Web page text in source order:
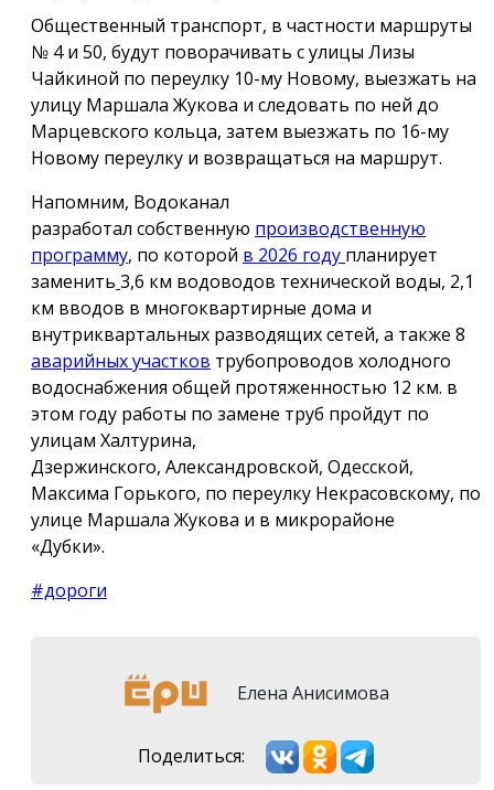
Общественный транспорт, в частности маршруты
№ 4 и 50, будут поворачивать с улицы Лизы
Чайкиной по переулку 10-му Новому, выезжать на
улицу Маршала Жукова и следовать по ней до
Марцевского кольца, затем выезжать по 16-му
Новому переулку и возвращаться на маршрут.
Напомним, Водоканал
разработал собственную производственную
программу, по которой в 2026 году планирует
заменить 3,6 км водоводов технической воды, 2,1
км вводов в многоквартирные дома и
внутриквартальных разводящих сетей, а также 8
аварийных участков трубопроводов холодного
водоснабжения общей протяженностью 12 км. в
этом году работы по замене труб пройдут по
улицам Халтурина,
Дзержинского, Александровской, Одесской,
Максима Горького, по переулку Некрасовскому, по
улице Маршала Жукова и в микрорайоне
«Дубки».
#дороги
Елена Анисимова
Поделиться: